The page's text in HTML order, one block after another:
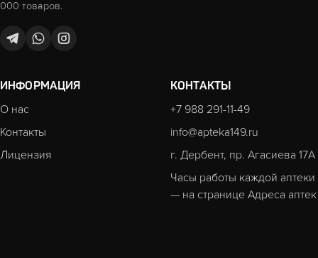
000 товаров.
ИНФОРМАЦИЯ
О нас
Контакты
Лицензия
КОНТАКТЫ
+7 988 291-11-49
info@apteka149.ru
г. Дербент, пр. Агасиева 17А
Часы работы каждой аптеки
— на странице Адреса аптек